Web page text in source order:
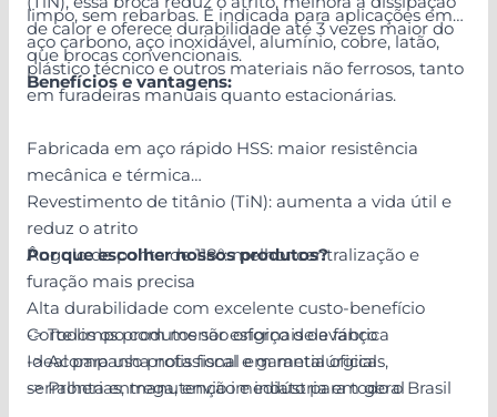
de calor e oferece durabilidade até 3 vezes maior do
que brocas convencionais.
limpo, sem rebarbas. É indicada para aplicações em
aço carbono, aço inoxidável, alumínio, cobre, latão,
plástico técnico e outros materiais não ferrosos, tanto
em furadeiras manuais quanto estacionárias.
Benefícios e vantagens:
Fabricada em aço rápido HSS: maior resistência
mecânica e térmica
Revestimento de titânio (TiN): aumenta a vida útil e
reduz o atrito
Ângulo de ponta de 118°: melhor centralização e
furação mais precisa
Alta durabilidade com excelente custo-benefício
Corte limpo com menor esforço de avanço
Ideal para uso profissional em metalúrgicas,
serralherias, manutenção e indústria em geral
Por que escolher nossos produtos?
-> Todos os produtos são originais de fábrica
-> Acompanha nota fiscal e garantia oficial
-> Pronta entrega, envio imediato para todo o Brasil